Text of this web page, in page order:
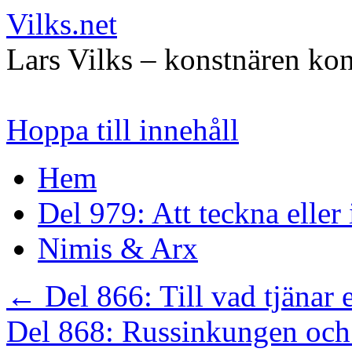
Vilks.net
Lars Vilks – konstnären
Hoppa till innehåll
Hem
Del 979: Att teckna eller
Nimis & Arx
← Del 866: Till vad tjänar
Del 868: Russinkungen